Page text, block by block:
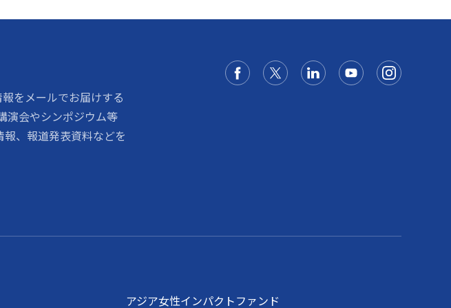
をメールでお届けする
演会やシンポジウム等
、報道発表資料などを
アジア女性インパクトファンド